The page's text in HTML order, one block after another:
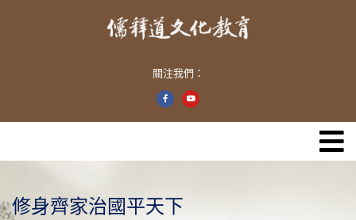
關注我們：
修身齊家治國平天下